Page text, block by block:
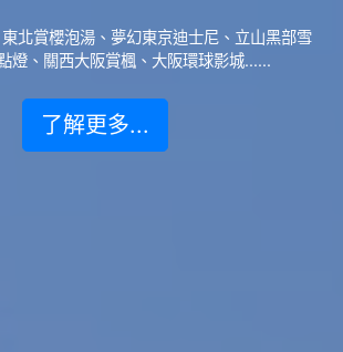
北賞櫻泡湯、夢幻東京迪士尼、立山黑部雪
燈、關西大阪賞楓、大阪環球影城......
了解更多...